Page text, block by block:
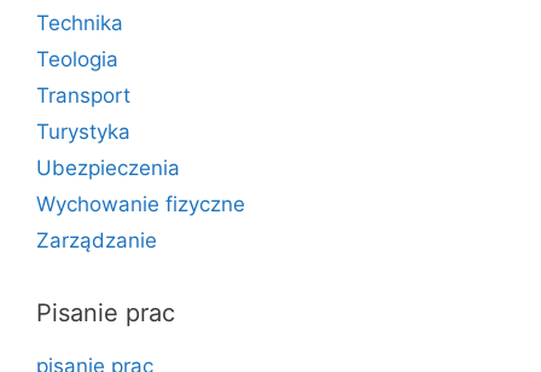
Technika
Teologia
Transport
Turystyka
Ubezpieczenia
Wychowanie fizyczne
Zarządzanie
Pisanie prac
pisanie prac